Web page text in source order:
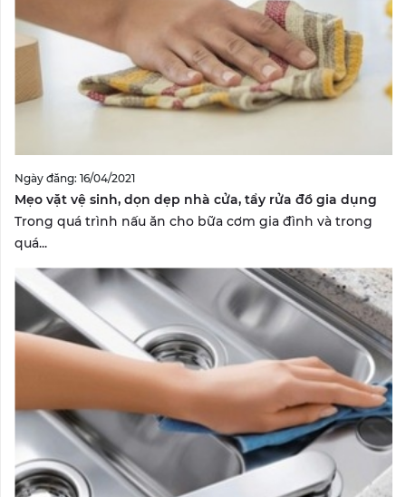
Ngày đăng: 16/04/2021
Mẹo vặt vệ sinh, dọn dẹp nhà cửa, tẩy rửa đồ gia dụng
Trong quá trình nấu ăn cho bữa cơm gia đình và trong
quá...